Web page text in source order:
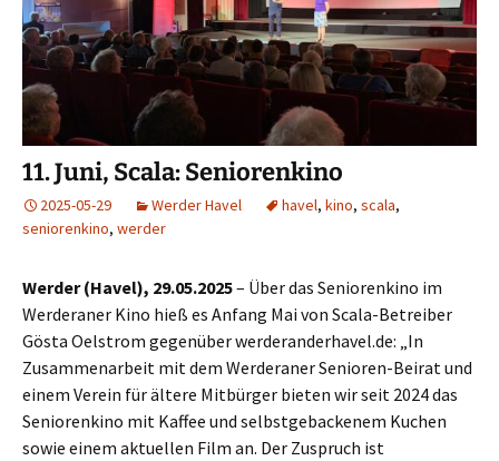
11. Juni, Scala: Seniorenkino
2025-05-29 Werder Havel havel, kino, scala,
seniorenkino, werder
Werder (Havel), 29.05.2025– Über das Seniorenkino im
Werderaner Kino hieß es Anfang Mai von Scala-Betreiber
Gösta Oelstrom gegenüber werderanderhavel.de: „In
Zusammenarbeit mit dem Werderaner Senioren-Beirat und
einem Verein für ältere Mitbürger bieten wir seit 2024 das
Seniorenkino mit Kaffee und selbstgebackenem Kuchen
sowie einem aktuellen Film an. Der Zuspruch ist